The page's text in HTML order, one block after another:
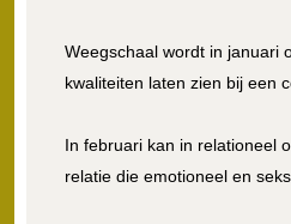
Weegschaal wordt in januari
kwaliteiten laten zien bij een
In februari kan in relationeel
relatie die emotioneel en